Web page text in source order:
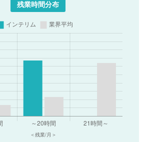
残業時間分布